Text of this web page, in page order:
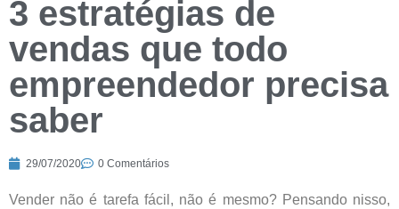
3 estratégias de
vendas que todo
empreendedor precisa
saber
29/07/2020 0 Comentários
Vender não é tarefa fácil, não é mesmo? Pensando nisso,